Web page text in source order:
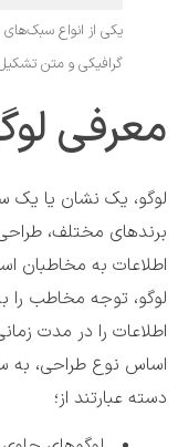
یکی از انواع سبک‌های
گرافیکی و متن
معرفی
لوگو، یک نشان یا یک
برندهای مختلف،
اطلاعات به مخاطبان
لوگو، توجه مخاطب را
اطلاعات را در مدت
اساس نوع طراحی، به
دسته عبارتند از؛